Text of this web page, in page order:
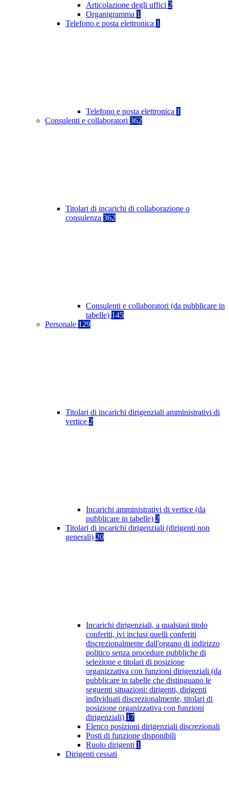
Articolazione degli uffici 2
Organigramma 1
Telefono e posta elettronica 1
Telefono e posta elettronica 1
Consulenti e collaboratori 362
Titolari di incarichi di collaborazione o
consulenza 362
Consulenti e collaboratori (da pubblicare in
tabelle) 145
Personale 129
Titolari di incarichi dirigenziali amministrativi di
vertice 2
Incarichi amministrativi di vertice (da
pubblicare in tabelle) 2
Titolari di incarichi dirigenziali (dirigenti non
generali) 20
Incarichi dirigenziali, a qualsiasi titolo
conferiti, ivi inclusi quelli conferiti
discrezionalmente dall'organo di indirizzo
politico senza procedure pubbliche di
selezione e titolari di posizione
organizzativa con funzioni dirigenziali (da
pubblicare in tabelle che distinguano le
seguenti situazioni: dirigenti, dirigenti
individuati discrezionalmente, titolari di
posizione organizzativa con funzioni
dirigenziali) 17
Elenco posizioni dirigenziali discrezionali
Posti di funzione disponibili
Ruolo dirigenti 1
Dirigenti cessati